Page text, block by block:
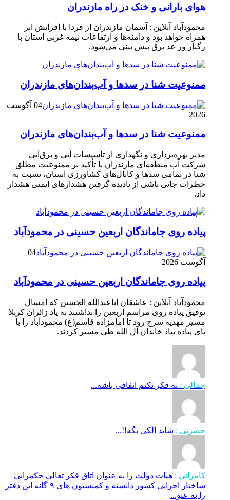
هوای بارانی و خنک در راه مازندران
محمودآباد آنلاین : آسمان مازندران از فردا با افزایش ابر
همراه خواهد بود و دامنه‌ها و ارتفاعات نیمه غربی استان با
رگبار ور عد برق پیش بینی می‌شود.
ممنوعیت شنا در سدها و آب‌بندان‌‌های مازندران
04 آگوست
2026
ممنوعیت شنا در سدها و آب‌بندان‌‌های مازندران
مدیر بهره‌برداری و نگهداری از تأسیسات آبی و برق‌آبی
شرکت آب منطقه‌ای مازندران با تأکید بر ممنوعیت مطلق
شنا در تمامی سدها و کانال‌های کشاورزی استان، نسبت به
خطرات جانی ناشی از نادیده گرفتن هشدارهای ایمنی هشدار
داد.
پیاده روی جاماندگان اربعین حسینی در محمودآباد
04
آگوست 2026
پیاده روی جاماندگان اربعین حسینی در محمودآباد
محمودآباد آنلاین : عاشقان اباعبدالله الحسین که امسال
توفیق پیاده روی مراسم اربعین را نداشتند به یاد زائران کربلا
مسیر مهدیه سرخ رود تا امامزاده قاسم(ع) محمودآباد را با
پای پیاده بیاد خاندان آل الله طی مسیر کردند.
جمالی : نه فکر نکنم اتفاقی باشه...
حضرتی : شاید الکی بگه!!...
کامرانی : هیات دولت را به عنوان اتاق فکر تعالی حکمرانی
ساختار اجرایی کشور دانسته و کمیسیون های ۹ گانه این دفتر
را به عنو...